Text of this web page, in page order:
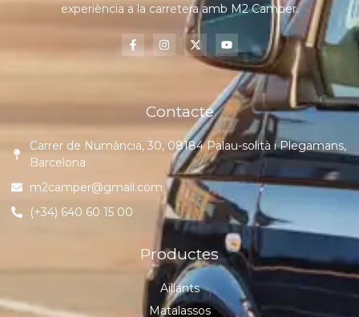
experiència a la carretera amb M2 Camper.
Contacte
Carrer de Numància, 30, 08184 Palau-solità i Plegamans,
Barcelona
m2camper@gmail.com
(+34) 640 60 15 00
Productes
Aïllants
Matalassos